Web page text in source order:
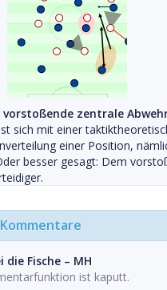
zentrale
sich mit einer
einer Position,
besser gesagt: Dem
Fische – MH
ist kaputt.